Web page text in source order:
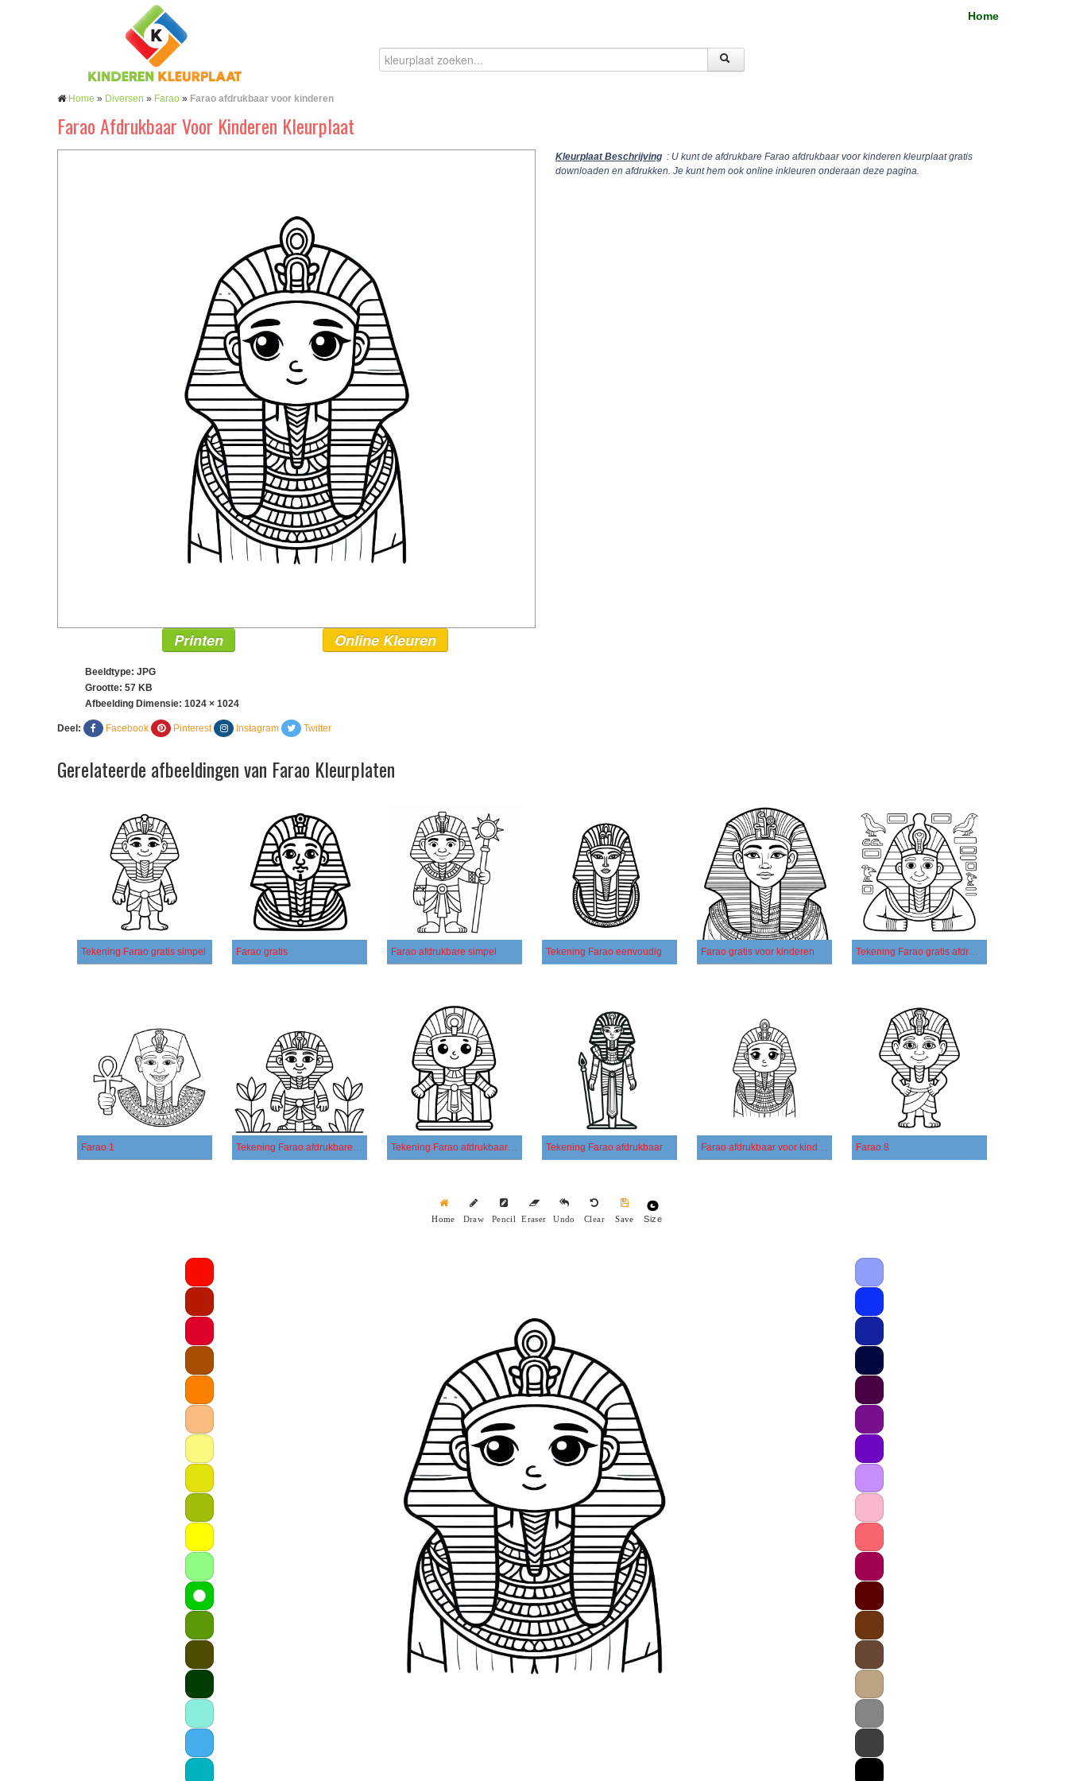
Home
Home » Diversen » Farao » Farao afdrukbaar voor kinderen
Farao Afdrukbaar Voor Kinderen Kleurplaat
Kleurplaat Beschrijving : U kunt de afdrukbare Farao afdrukbaar voor kinderen kleurplaat gratis
downloaden en afdrukken. Je kunt hem ook online inkleuren onderaan deze pagina.
Printen Online Kleuren
Beeldtype: JPG
Grootte: 57 KB
Afbeelding Dimensie: 1024 × 1024
Deel: Facebook Pinterest Instagram Twitter
Gerelateerde afbeeldingen van Farao Kleurplaten
Tekening Farao gratis simpel Farao gratis Farao afdrukbare simpel Tekening Farao eenvoudig Farao gratis voor kinderen Tekening Farao gratis afdrukbaar
Farao 1 Tekening Farao afdrukbare simpel Tekening Farao afdrukbaar voor kinderen Tekening Farao afdrukbaar Farao afdrukbaar voor kinderen Farao 8
Home Draw Pencil Eraser Undo Clear Save Size